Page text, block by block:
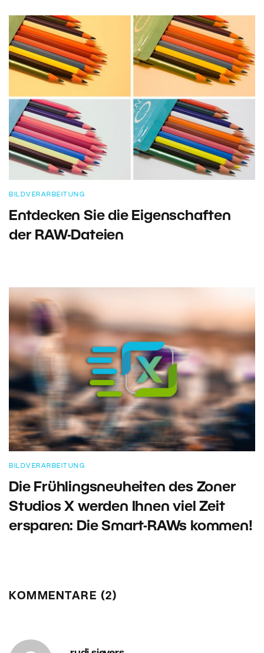
BILDVERARBEITUNG
Entdecken Sie die Eigenschaften
der RAW-Dateien
BILDVERARBEITUNG
Die Frühlingsneuheiten des Zoner
Studios X werden Ihnen viel Zeit
ersparen: Die Smart-RAWs kommen!
KOMMENTARE (2)